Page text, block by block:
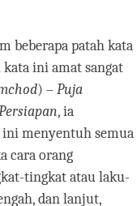
beberapa patah kata
kata ini amat sangat
) –Puja
, ia
ini menyentuh semua
cara orang
tingkat atau laku-
dan lanjut,